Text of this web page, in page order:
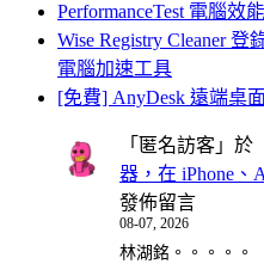
PerformanceTest 電腦
Wise Registry Cleaner
電腦加速工具
[免費] AnyDesk 遠端桌
「 匿名訪客 」於
器，在 iPhone、
發佈留言
08-07, 2026
林湖銘。。。。。